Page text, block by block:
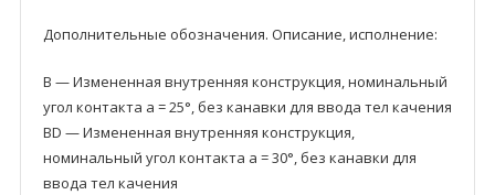
Дополнительные обозначения. Описание, исполнение:
B — Измененная внутренняя конструкция, номинальный
угол контакта a = 25°, без канавки для ввода тел качения
BD — Измененная внутренняя конструкция,
номинальный угол контакта a = 30°, без канавки для
ввода тел качения